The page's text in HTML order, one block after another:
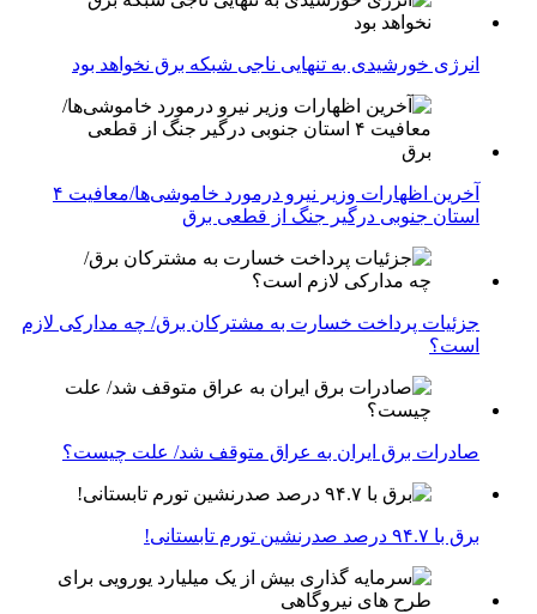
انرژی خورشیدی به تنهایی ناجی شبکه برق نخواهد بود
آخرین اظهارات وزیر نیرو درمورد خاموشی‌ها/معافیت ۴
استان جنوبی درگیر جنگ از قطعی برق
جزئیات پرداخت خسارت به مشترکان برق/ چه مدارکی لازم
است؟
صادرات برق ایران به عراق متوقف شد/ علت چیست؟
برق با ۹۴.۷ درصد صدرنشین تورم تابستانی!